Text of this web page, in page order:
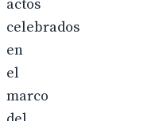
actos
celebrados
en
el
marco